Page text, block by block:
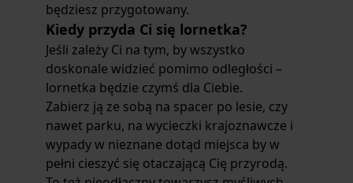
będziesz przygotowany.
Kiedy przyda Ci się lornetka?
Jeśli zależy Ci na tym, by wszystko
doskonale widzieć pomimo odległości –
lornetka będzie czymś dla Ciebie.
Zabierz ją ze sobą na spacer po lesie, czy
nawet parku, na wycieczki krajoznawcze i
wypady w nieznane dotąd miejsca by w
pełni cieszyć się otaczającą Cię przyrodą.